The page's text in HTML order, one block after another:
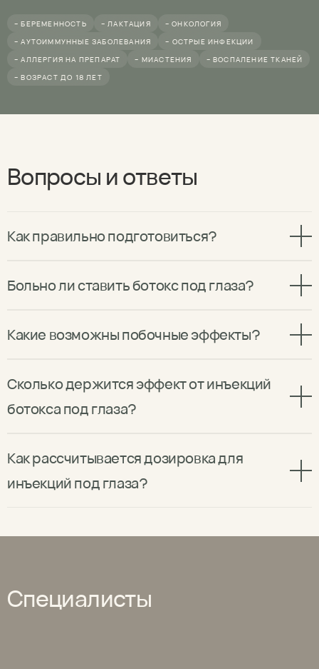
– БЕРЕМЕННОСТЬ – ЛАКТАЦИЯ
– ОНКОЛОГИЯ
– АУТОИММУННЫЕ ЗАБОЛЕВАНИЯ
– ОСТРЫЕ ИНФЕКЦИИ
– АЛЛЕРГИЯ НА ПРЕПАРАТ
– МИАСТЕНИЯ
– ВОСПАЛЕНИЕ ТКАНЕЙ
– ВОЗРАСТ ДО 18 ЛЕТ
Вопросы и ответы
Как правильно подготовиться?
Больно ли ставить ботокс под глаза?
Какие возможны побочные эффекты?
Сколько держится эффект от инъекций
ботокса под глаза?
Как рассчитывается дозировка для
инъекций под глаза?
Специалисты